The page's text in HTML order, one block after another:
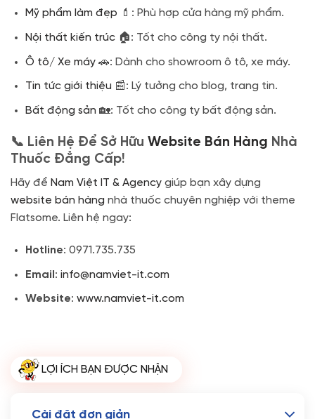
Mỹ phẩm làm đẹp 💄: Phù hợp cửa hàng mỹ phẩm.
Nội thất kiến trúc🏠: Tốt cho công ty nội thất.
Ô tô/ Xe máy🚗: Dành cho showroom ô tô, xe máy.
Tin tức giới thiệu 📰: Lý tưởng cho blog, trang tin.
Bất động sản 🏡: Tốt cho công ty bất động sản.
📞 Liên Hệ Để Sở Hữu Website Bán Hàng Nhà
Thuốc Đẳng Cấp!
Hãy để Nam Việt IT & Agency giúp bạn xây dựng
website bán hàng nhà thuốc chuyên nghiệp với theme
Flatsome. Liên hệ ngay:
Hotline: 0971.735.735
Email : info@namviet-it.com
Website: www.namviet-it.com
LỢI ÍCH BẠN ĐƯỢC NHẬN
Cài đặt đơn giản